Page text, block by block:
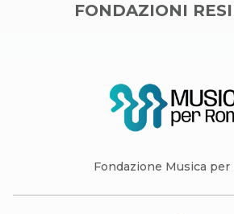
FONDAZIONI
Fondazione Musica per